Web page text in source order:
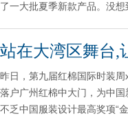
了一大批夏季新款产品。没想
站在大湾区舞台,
昨日，第九届红棉国际时装
落户广州红棉中大门，为中
不乏中国服装设计最高奖项“金